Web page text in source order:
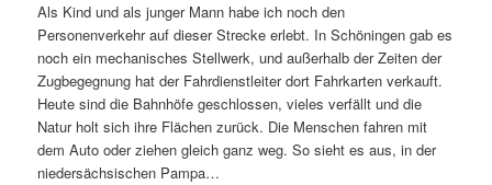
Als Kind und als junger Mann habe ich noch den
Personenverkehr auf dieser Strecke erlebt. In Schöningen gab es
noch ein mechanisches Stellwerk, und außerhalb der Zeiten der
Zugbegegnung hat der Fahrdienstleiter dort Fahrkarten verkauft.
Heute sind die Bahnhöfe geschlossen, vieles verfällt und die
Natur holt sich ihre Flächen zurück. Die Menschen fahren mit
dem Auto oder ziehen gleich ganz weg. So sieht es aus, in der
niedersächsischen Pampa…